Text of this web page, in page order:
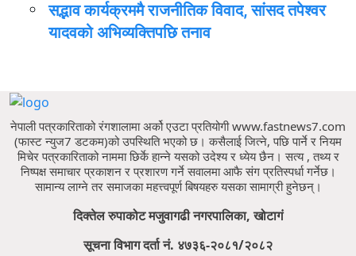
सद्भाव कार्यक्रममै राजनीतिक विवाद, सांसद तपेश्वर
यादवको अभिव्यक्तिपछि तनाव
नेपाली पत्रकारिताको रंगशालामा अर्को एउटा प्रतियोगी www.fastnews7.com
(फास्ट न्युज7 डटकम)को उपस्थिति भएको छ।कसैलाई जित्ने, पछि पार्ने र नियम
मिचेर पत्रकारिताको नाममा छिर्के हान्ने यसको उदेश्य र ध्येय छैन।सत्य , तथ्य र
निष्पक्ष समाचार प्रकाशन र प्रशारण गर्ने सवालमा आफै संग प्रतिस्पर्धा गर्नेछ।
सामान्य लाग्ने तर समाजका महत्त्वपूर्ण बिषयहरु यसका सामाग्री हुनेछन्।
दिक्तेल रुपाकोट मजुवागढी नगरपालिका, खोटागं
सूचना विभाग दर्ता नं. ४७३६-२०८१/२०८२